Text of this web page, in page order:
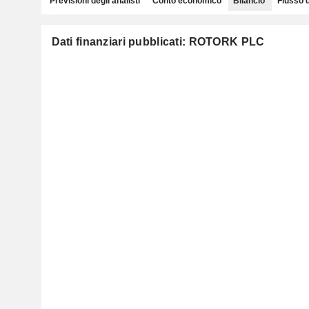
Dati finanziari pubblicati: ROTORK PLC